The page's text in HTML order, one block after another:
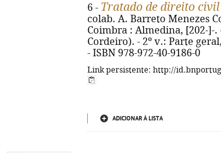
6 - Tratado de direito civil
colab. A. Barreto Menezes
Coimbra : Almedina, [202-]-.
Cordeiro). - 2º v.: Parte
- ISBN 978-972-40-9186-0
Link persistente: http://
ADICIONAR À LISTA